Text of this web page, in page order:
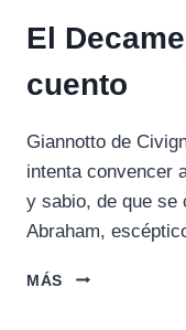
El
cuento
Giannotto de
intenta convencer
y sabio, de que se
Abraham,
MÁS
EL